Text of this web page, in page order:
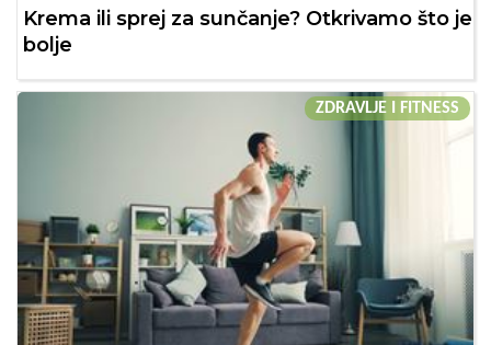
Krema ili sprej za sunčanje? Otkrivamo što je
bolje
ZDRAVLJE I FITNESS